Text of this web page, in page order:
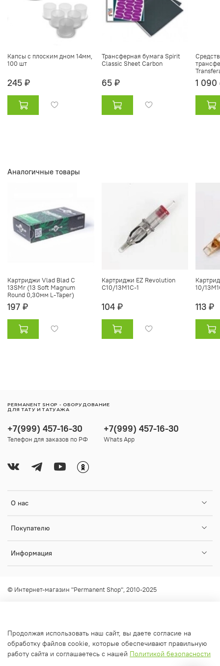
Капсы с плоским дном 14мм,
100 шт
245 ₽
Трансферная бумага Spirit
Classic Sheet Carbon
65 ₽ 1 090
Аналогичные товары
Картриджи Vlad Blad C
13SMr (13 Soft Magnum
Round 0,30мм L-Taper)
197 ₽
Картриджи EZ Revolution
C10/13M1C-1
104 ₽
10/
113 ₽
О нас
Покупателю
Информация
+7(999) 457-16-30
Телефон для заказов по РФ
+7(999) 457-16-30
Whats App
PERMANENT SHOP - ОБОРУДОВАНИЕ
ДЛЯ ТАТУ И ТАТУАЖА
© Интернет-магазин "Permanent Shop", 2010-2025
Продолжая использовать наш сайт, вы даете согласие на
обработку файлов cookie, которые обеспечивают правильную
работу сайта и соглашаетесь с нашей Политикой безопасности